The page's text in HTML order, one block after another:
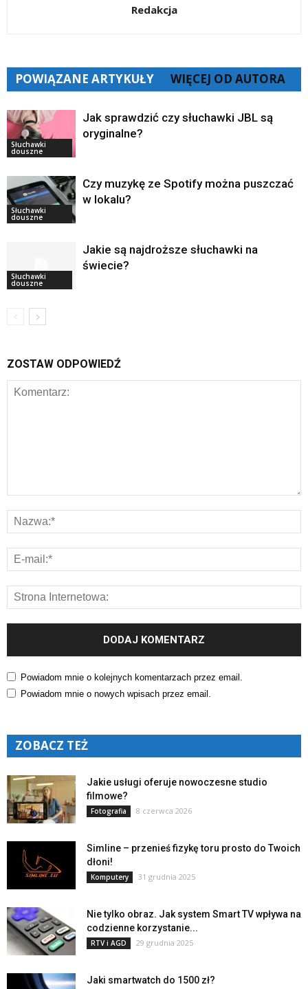
Redakcja
POWIĄZANE ARTYKUŁY WIĘCEJ OD AUTORA
Słuchawki
douszne
Jak sprawdzić czy słuchawki JBL są
oryginalne?
Słuchawki
douszne
Czy muzykę ze Spotify można puszczać
w lokalu?
Słuchawki
douszne
Jakie są najdroższe słuchawki na
świecie?
ZOSTAW ODPOWIEDŹ
Powiadom mnie o kolejnych komentarzach przez email.
Powiadom mnie o nowych wpisach przez email.
ZOBACZ TEŻ
Jakie usługi oferuje nowoczesne studio
filmowe?
Fotografia 8 czerwca 2026
Simline – przenieś fizykę toru prosto do Twoich
dłoni!
Komputery 31 grudnia 2025
Nie tylko obraz. Jak system Smart TV wpływa na
codzienne korzystanie...
RTV i AGD 29 grudnia 2025
Jaki smartwatch do 1500 zł?